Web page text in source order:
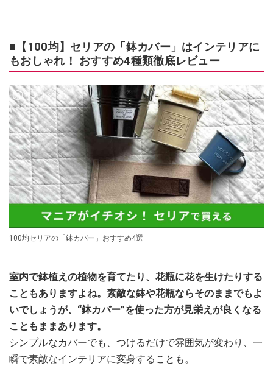
■【100均】セリアの「鉢カバー」はインテリアに
もおしゃれ！ おすすめ4種類徹底レビュー
100均セリアの「鉢カバー」おすすめ4選
室内で鉢植えの植物を育てたり、花瓶に花を生けたりする
こともありますよね。素敵な鉢や花瓶ならそのままでもよ
いでしょうが、“鉢カバー”を使った方が見栄えが良くなる
こともままあります。
シンプルなカバーでも、つけるだけで雰囲気が変わり、一
瞬で素敵なインテリアに変身することも。